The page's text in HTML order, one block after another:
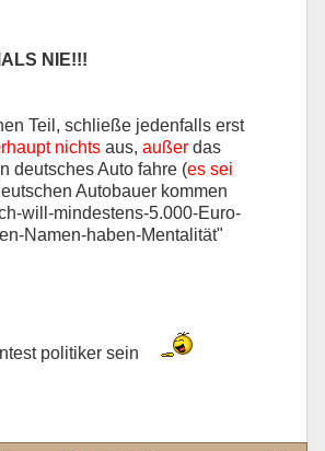
NIE!!!
Teil, schließe jedenfalls erst
nichts aus, außer das
deutsches Auto fahre (es sei
Autobauer kommen
will-mindestens-5.000-Euro-
Namen-haben-Mentalität"
politiker sein